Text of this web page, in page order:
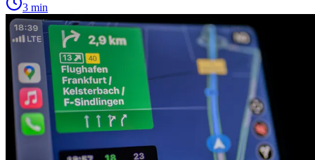
3 min